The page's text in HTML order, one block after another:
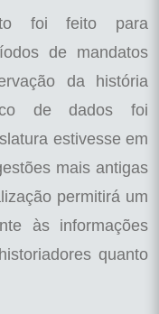
foi feito para
de mandatos
da história
de dados foi
estivesse em
mais antigas
permitirá um
às informações
quanto